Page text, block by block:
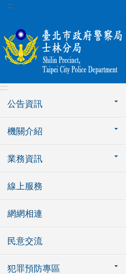
跳到主要內容區塊
:::
:::
公告資訊
機關介紹
業務資訊
線上服務
網網相連
民意交流
犯罪預防專區